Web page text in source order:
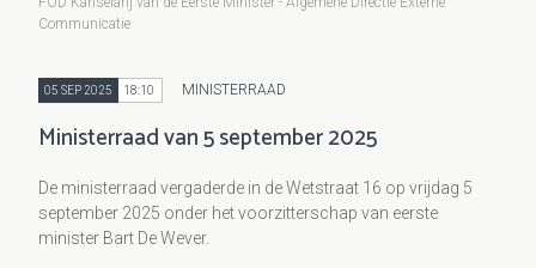
Communicatie
05 SEP 2025 18:10 MINISTERRAAD
Ministerraad van 5 september 2025
De ministerraad vergaderde in de Wetstraat 16 op vrijdag 5
september 2025 onder het voorzitterschap van eerste
minister Bart De Wever.